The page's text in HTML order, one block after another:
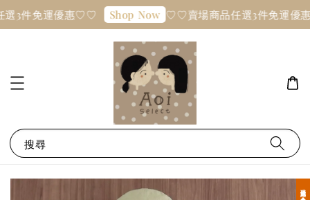
3件免運優惠♡♡ Shop Now ♡♡賣場商品任選3件免運優
搜尋